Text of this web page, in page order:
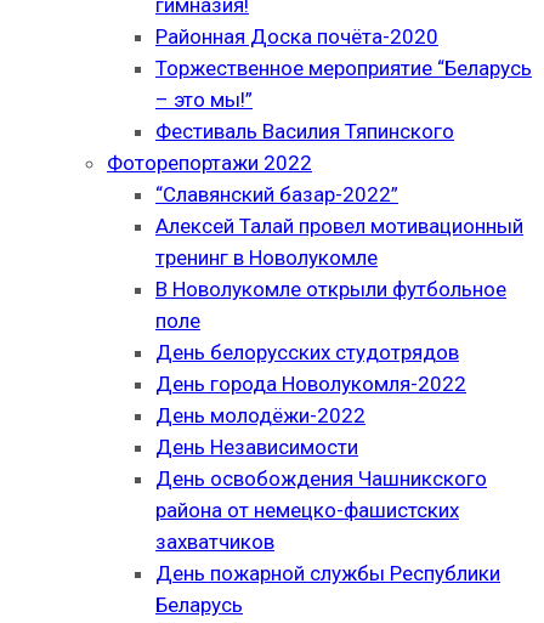
гимназия!
Районная Доска почёта-2020
Торжественное мероприятие “Беларусь
– это мы!”
Фестиваль Василия Тяпинского
Фоторепортажи 2022
“Славянский базар-2022”
Алексей Талай провел мотивационный
тренинг в Новолукомле
В Новолукомле открыли футбольное
поле
День белорусских студотрядов
День города Новолукомля-2022
День молодёжи-2022
День Независимости
День освобождения Чашникского
района от немецко-фашистских
захватчиков
День пожарной службы Республики
Беларусь